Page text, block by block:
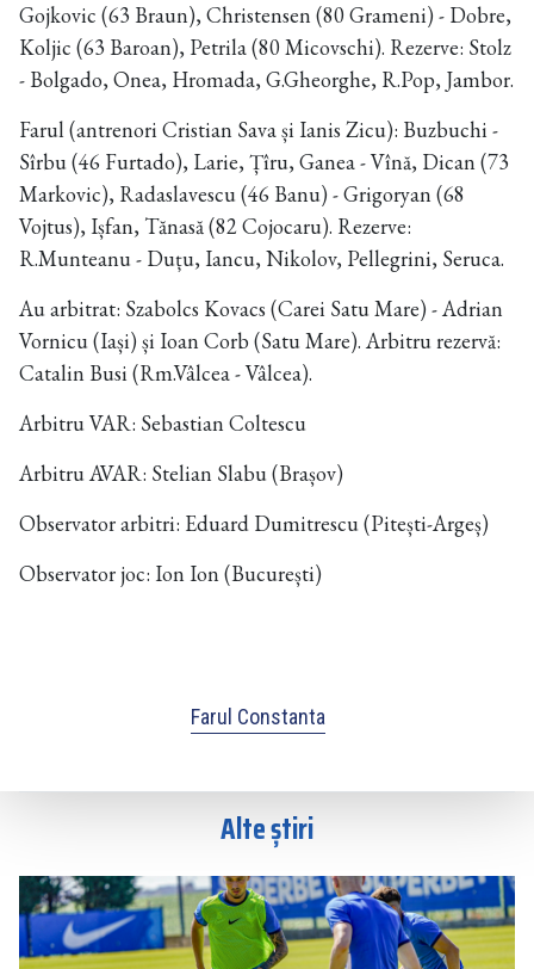
Gojkovic (63 Braun), Christensen (80 Grameni) - Dobre,
Koljic (63 Baroan), Petrila (80 Micovschi). Rezerve: Stolz
- Bolgado, Onea, Hromada, G.Gheorghe, R.Pop, Jambor.
Farul (antrenori Cristian Sava și Ianis Zicu): Buzbuchi -
Sîrbu (46 Furtado), Larie, Țîru, Ganea - Vînă, Dican (73
Markovic), Radaslavescu (46 Banu) - Grigoryan (68
Vojtus), Ișfan, Tănasă (82 Cojocaru). Rezerve:
R.Munteanu - Duțu, Iancu, Nikolov, Pellegrini, Seruca.
Au arbitrat: Szabolcs Kovacs (Carei Satu Mare) - Adrian
Vornicu (Iași) și Ioan Corb (Satu Mare). Arbitru rezervă:
Catalin Busi (Rm.Vâlcea - Vâlcea).
Arbitru VAR: Sebastian Coltescu
Arbitru AVAR: Stelian Slabu (Brașov)
Observator arbitri: Eduard Dumitrescu (Pitești-Argeș)
Observator joc: Ion Ion (București)
Farul Constanta
Alte știri